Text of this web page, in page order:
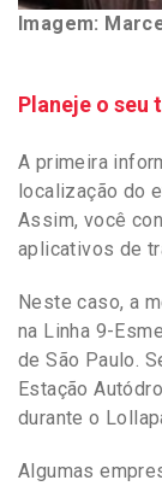
Imagem:
Planeje o seu
A primeira
localização do
Assim, você
aplicativos de
Neste caso, a
na Linha 9-
de São Paulo.
Estação
durante o
Algumas